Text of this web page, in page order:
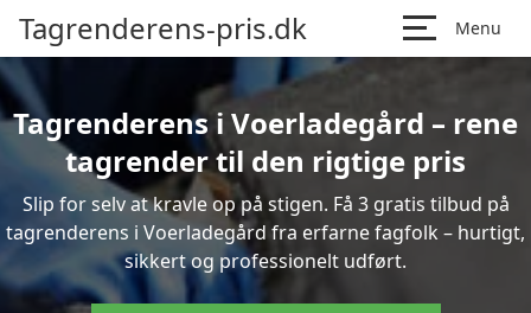
Tagrenderens-pris.dk Menu
Tagrenderens i Voerladegård – rene
tagrender til den rigtige pris
Slip for selv at kravle op på stigen. Få 3 gratis tilbud på
tagrenderens i Voerladegård fra erfarne fagfolk – hurtigt,
sikkert og professionelt udført.